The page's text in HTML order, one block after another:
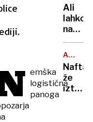
emška
logistična
panoga
je
piva?
NEDA
Ali
lahko
na
bloka
na
žaru?
MORJE
Nafta
že
izteka: